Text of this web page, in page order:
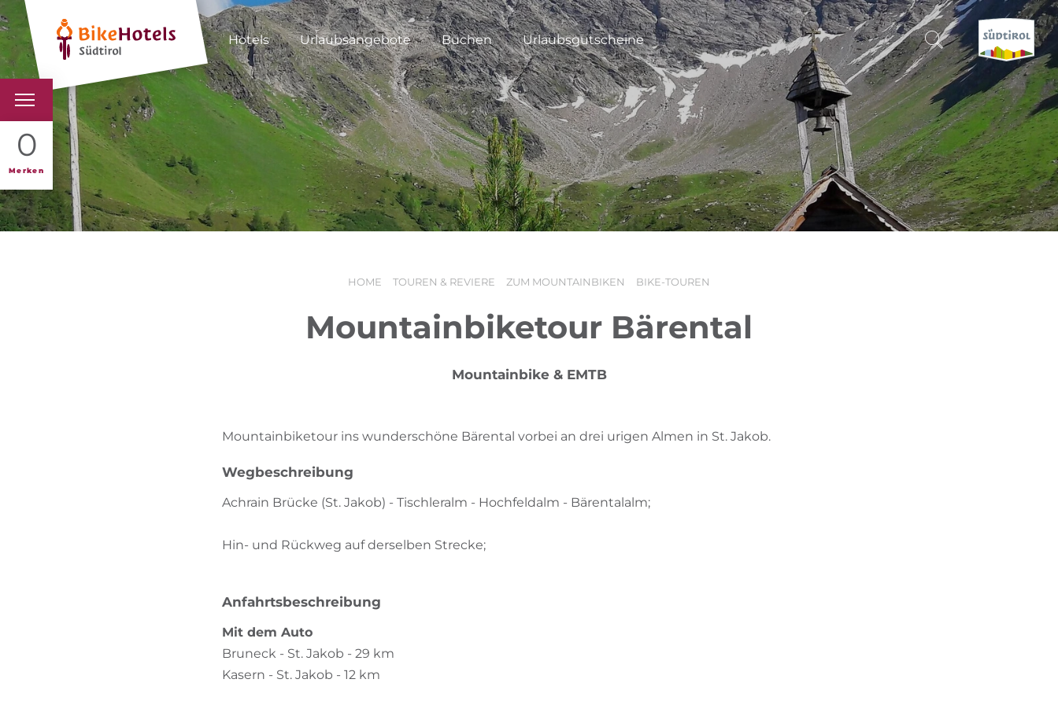
Hotels Urlaubsangebote Buchen Urlaubsgutscheine
0
Merken
BIKEHOTELS
HOTELS & PAKETE
TOUREN & REVIERE
SUCHEN & BUCHEN
ENTDECKE SÜDTIROL
WANN?
-
HOME TOUREN & REVIERE ZUM MOUNTAINBIKEN BIKE-TOUREN
Mountainbiketour Bärental
Mountainbike & EMTB
Mountainbiketour ins wunderschöne Bärental vorbei an drei urigen Almen in St. Jakob.
Wegbeschreibung
Achrain Brücke (St. Jakob) - Tischleralm - Hochfeldalm - Bärentalalm;
Hin- und Rückweg auf derselben Strecke;
Anfahrtsbeschreibung
Mit dem Auto
Bruneck - St. Jakob - 29 km
Kasern - St. Jakob - 12 km